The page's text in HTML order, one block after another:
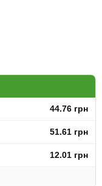
44.76 грн
51.61 грн
12.01 грн